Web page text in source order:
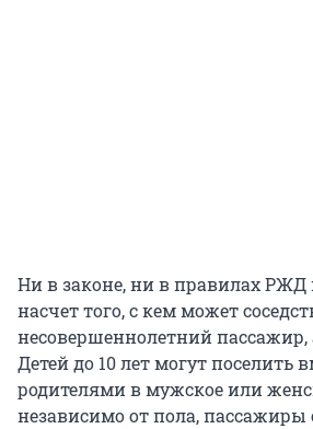
Ни в законе, ни в правилах РЖД
насчет того, с кем может
несовершеннолетний пассажир,
Детей до 10 лет могут поселить
родителями в мужское или
независимо от пола, пассажиры